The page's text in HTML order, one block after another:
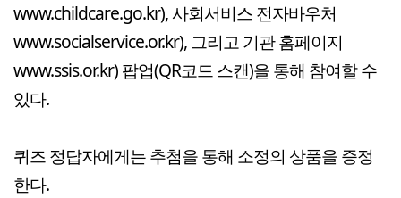
www.childcare.go.kr), 사회서비스 전자바우처
www.socialservice.or.kr), 그리고 기관 홈페이지
www.ssis.or.kr) 팝업(QR코드 스캔)을 통해 참여할 수
있다.
퀴즈 정답자에게는 추첨을 통해 소정의 상품을 증정
한다.